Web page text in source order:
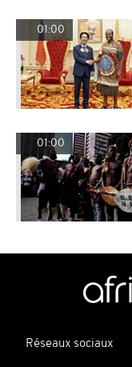
01:00
01:00
Réseaux sociaux